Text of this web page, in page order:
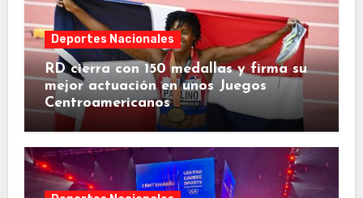
Deportes Nacionales
RD cierra con 150 medallas y firma su
mejor actuación en unos Juegos
Centroamericanos